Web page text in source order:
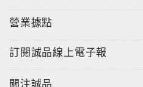
營業據點
訂閱誠品線上電子報
關注誠品